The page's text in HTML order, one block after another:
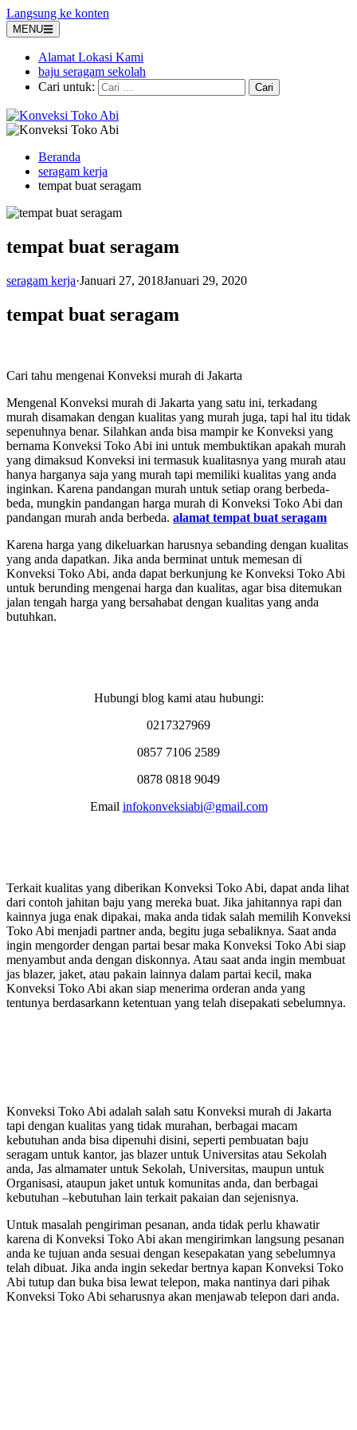
Langsung ke konten
MENU
Alamat Lokasi Kami
baju seragam sekolah
Cari untuk:
Beranda
seragam kerja
tempat buat seragam
tempat buat seragam
seragam kerja·Januari 27, 2018Januari 29, 2020
tempat buat seragam
Cari tahu mengenai Konveksi murah di Jakarta
Mengenal Konveksi murah di Jakarta yang satu ini, terkadang
murah disamakan dengan kualitas yang murah juga, tapi hal itu tidak
sepenuhnya benar. Silahkan anda bisa mampir ke Konveksi yang
bernama Konveksi Toko Abi ini untuk membuktikan apakah murah
yang dimaksud Konveksi ini termasuk kualitasnya yang murah atau
hanya harganya saja yang murah tapi memiliki kualitas yang anda
inginkan. Karena pandangan murah untuk setiap orang berbeda-
beda, mungkin pandangan harga murah di Konveksi Toko Abi dan
pandangan murah anda berbeda. alamat tempat buat seragam
Karena harga yang dikeluarkan harusnya sebanding dengan kualitas
yang anda dapatkan. Jika anda berminat untuk memesan di
Konveksi Toko Abi, anda dapat berkunjung ke Konveksi Toko Abi
untuk berunding mengenai harga dan kualitas, agar bisa ditemukan
jalan tengah harga yang bersahabat dengan kualitas yang anda
butuhkan.
Hubungi blog kami atau hubungi:
0217327969
0857 7106 2589
0878 0818 9049
Email infokonveksiabi@gmail.com
Terkait kualitas yang diberikan Konveksi Toko Abi, dapat anda lihat
dari contoh jahitan baju yang mereka buat. Jika jahitannya rapi dan
kainnya juga enak dipakai, maka anda tidak salah memilih Konveksi
Toko Abi menjadi partner anda, begitu juga sebaliknya. Saat anda
ingin mengorder dengan partai besar maka Konveksi Toko Abi siap
menyambut anda dengan diskonnya. Atau saat anda ingin membuat
jas blazer, jaket, atau pakain lainnya dalam partai kecil, maka
Konveksi Toko Abi akan siap menerima orderan anda yang
tentunya berdasarkann ketentuan yang telah disepakati sebelumnya.
Konveksi Toko Abi adalah salah satu Konveksi murah di Jakarta
tapi dengan kualitas yang tidak murahan, berbagai macam
kebutuhan anda bisa dipenuhi disini, seperti pembuatan baju
seragam untuk kantor, jas blazer untuk Universitas atau Sekolah
anda, Jas almamater untuk Sekolah, Universitas, maupun untuk
Organisasi, ataupun jaket untuk komunitas anda, dan berbagai
kebutuhan –kebutuhan lain terkait pakaian dan sejenisnya.
Untuk masalah pengiriman pesanan, anda tidak perlu khawatir
karena di Konveksi Toko Abi akan mengirimkan langsung pesanan
anda ke tujuan anda sesuai dengan kesepakatan yang sebelumnya
telah dibuat. Jika anda ingin sekedar bertnya kapan Konveksi Toko
Abi tutup dan buka bisa lewat telepon, maka nantinya dari pihak
Konveksi Toko Abi seharusnya akan menjawab telepon dari anda.